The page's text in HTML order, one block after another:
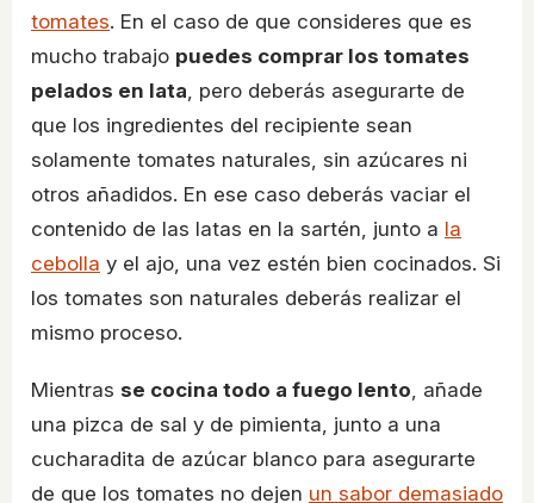
tomates. En el caso de que consideres que es
mucho trabajo puedes comprar los tomates
pelados en lata , pero deberás asegurarte de
que los ingredientes del recipiente sean
solamente tomates naturales, sin azúcares ni
otros añadidos. En ese caso deberás vaciar el
contenido de las latas en la sartén, junto a la
cebolla y el ajo, una vez estén bien cocinados. Si
los tomates son naturales deberás realizar el
mismo proceso.
Mientras se cocina todo a fuego lento , añade
una pizca de sal y de pimienta, junto a una
cucharadita de azúcar blanco para asegurarte
de que los tomates no dejen un sabor demasiado